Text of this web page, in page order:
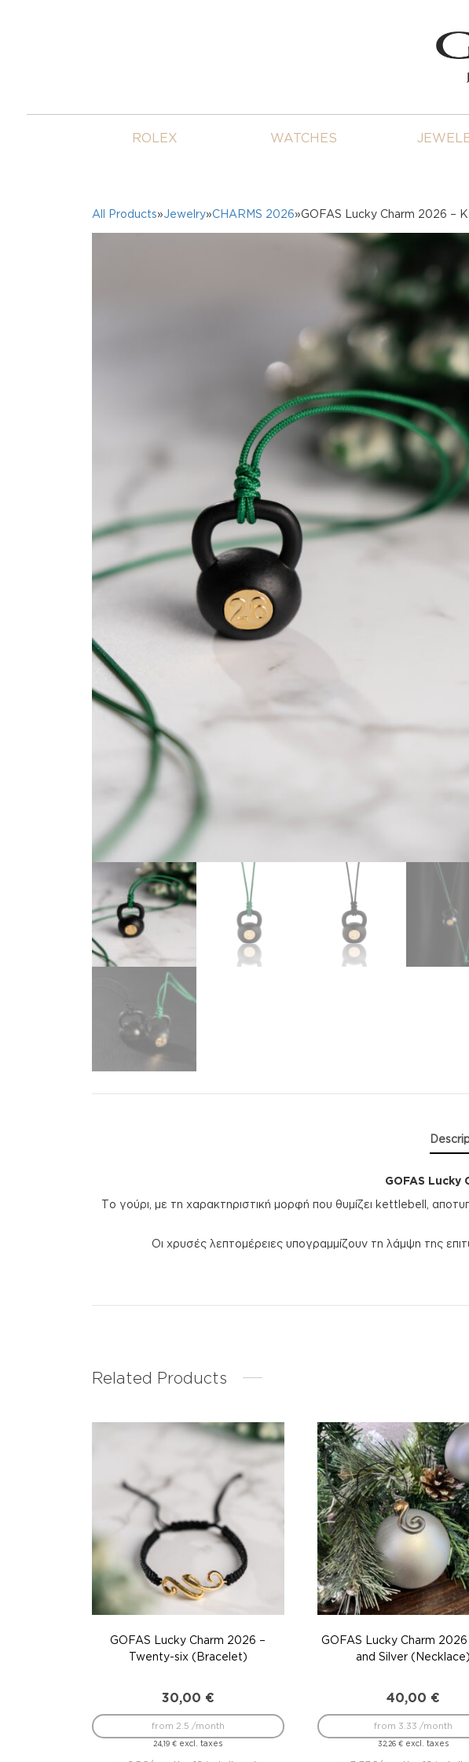
ROLEX WATCHES
All Products»Jewelry»CHARMS 2026»GOFAS Lucky Charm 2026 –
GOFAS
Tο γούρι, με τη χαρακτηριστική μορφή που θυμίζει kettlebell,
Οι χρυσές λεπτομέρειες υπογραμμίζουν τη λάμψη της
Related Products
GOFAS Lucky Charm 2026 –
Twenty-six (Bracelet)
30,00 €
24,19€ excl. taxes
from 2.5 /month
GOFAS Lucky Charm 2026
and Silver (Necklace)
40,00 €
32,26€ excl. taxes
from 3.33 /month